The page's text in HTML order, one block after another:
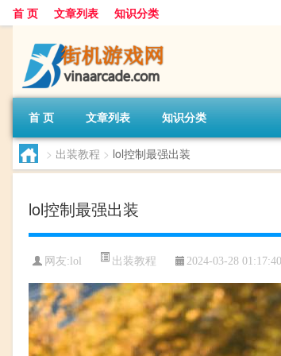
首 页 文章列表 知识分类
首 页 文章列表 知识分类
> 出装教程 > lol控制最强出装
lol控制最强出装
网友: lol 出装教程 2024-03-28 01:17:40